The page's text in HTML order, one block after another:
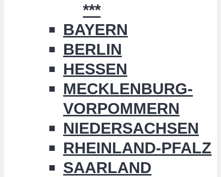
***
BAYERN
BERLIN
HESSEN
MECKLENBURG-
VORPOMMERN
NIEDERSACHSEN
RHEINLAND-PFALZ
SAARLAND